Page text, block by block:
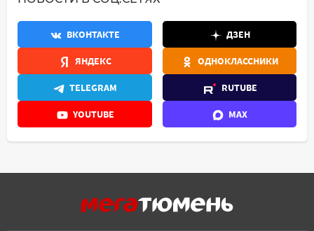
ВКОНТАКТЕ ДЗЕН
ЯНДЕКС ОДНОКЛАССНИКИ
TELEGRAM RUTUBE
YOUTUBE MAX